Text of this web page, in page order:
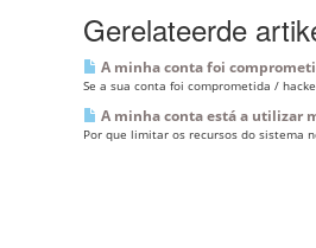
Gerelateerde
A minha conta foi
Se a sua conta foi comprometida /
A minha conta está a utilizar
Por que limitar os recursos do sistema